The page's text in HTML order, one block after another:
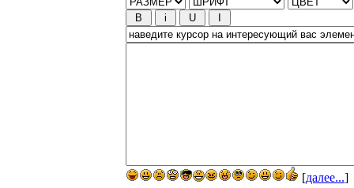
[далее...]